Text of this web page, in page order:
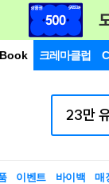
크레마클럽
이벤트 바이백 매